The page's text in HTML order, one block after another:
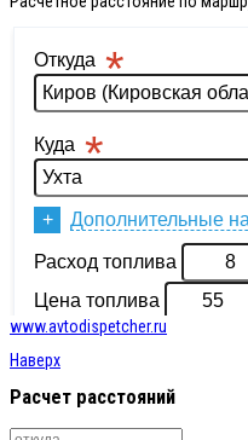
www.avtodispetcher.ru
Наверх
Расчет расстояний